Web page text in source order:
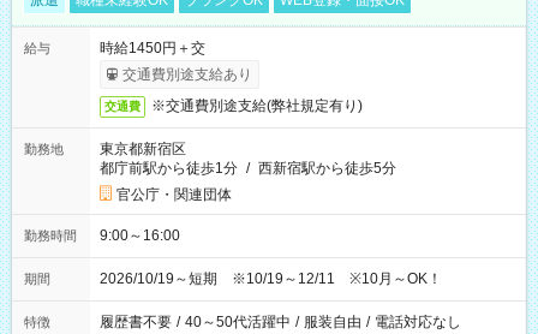
給与
時給1450円＋交
交通費別途支給あり
交通費 ※交通費別途支給(弊社規定有り)
勤務地
東京都新宿区
都庁前駅から徒歩1分 / 西新宿駅から徒歩5分
官公庁・関連団体
勤務時間 9:00～16:00
期間 2026/10/19～短期 ※10/19～12/11 ※10月～OK！
特徴 履歴書不要 / 40～50代活躍中 / 服装自由 / 電話対応なし